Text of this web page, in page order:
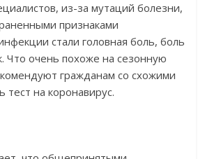
из-за мутаций болезни,
признаками
стали головная боль, боль
Что очень похоже на сезонную
гражданам со схожими
тест на коронавирус.